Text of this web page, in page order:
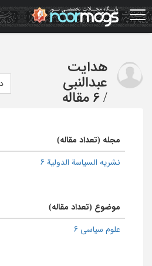
Skip
to
main
هدایت
عبدالنبی
/ 6 مقاله
مجله (تعداد مقاله)
نشریه السیاسة الدولیة 6
موضوع (تعداد مقاله)
علوم سیاسی 6